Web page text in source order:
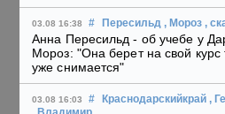
03.08 16:38 # Пересильд , Мороз ,
Анна Пересильд - об учебе у
Мороз: "Она берет на свой курс
уже снимается"
03.08 16:03 # Краснодарскийкрай ,